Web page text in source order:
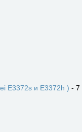
E3372s и E3372h ) - 7